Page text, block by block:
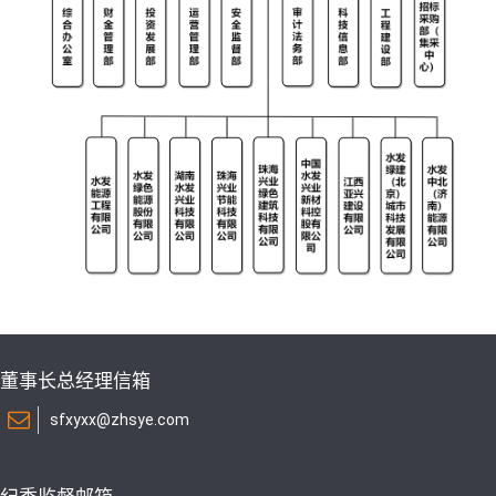
董事长总经理信箱
sfxyxx@zhsye.com